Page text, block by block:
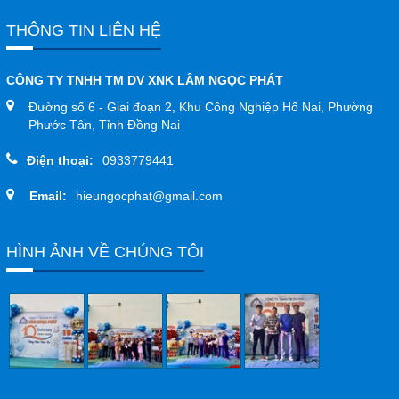
THÔNG TIN LIÊN HỆ
CÔNG TY TNHH TM DV XNK LÂM NGỌC PHÁT
Đường số 6 - Giai đoạn 2, Khu Công Nghiệp Hố Nai, Phường
Phước Tân, Tỉnh Đồng Nai
Điện thoại: 0933779441
Email: hieungocphat@gmail.com
HÌNH ẢNH VỀ CHÚNG TÔI